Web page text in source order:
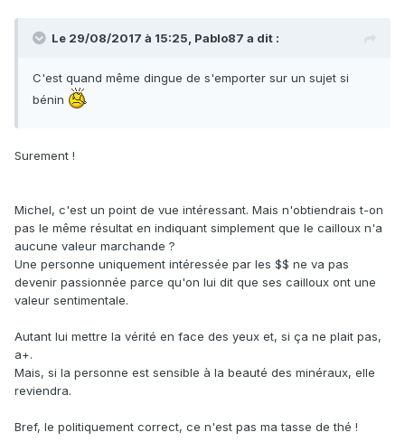
Le 29/08/2017 à 15:25, Pablo87 a dit :
C'est quand même dingue de s'emporter sur un sujet si
bénin
Surement !
Michel, c'est un point de vue intéressant. Mais n'obtiendrais t-on
pas le même résultat en indiquant simplement que le cailloux n'a
aucune valeur marchande ?
Une personne uniquement intéressée par les $$ ne va pas
devenir passionnée parce qu'on lui dit que ses cailloux ont une
valeur sentimentale.
Autant lui mettre la vérité en face des yeux et, si ça ne plait pas,
a+.
Mais, si la personne est sensible à la beauté des minéraux, elle
reviendra.
Bref, le politiquement correct, ce n'est pas ma tasse de thé !